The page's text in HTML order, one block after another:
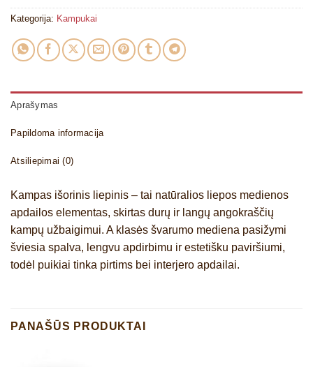
Kategorija: Kampukai
Aprašymas
Papildoma informacija
Atsiliepimai (0)
Kampas išorinis liepinis – tai natūralios liepos medienos
apdailos elementas, skirtas durų ir langų angokraščių
kampų užbaigimui. A klasės švarumo mediena pasižymi
šviesia spalva, lengvu apdirbimu ir estetišku paviršiumi,
todėl puikiai tinka pirtims bei interjero apdailai.
PANAŠŪS PRODUKTAI